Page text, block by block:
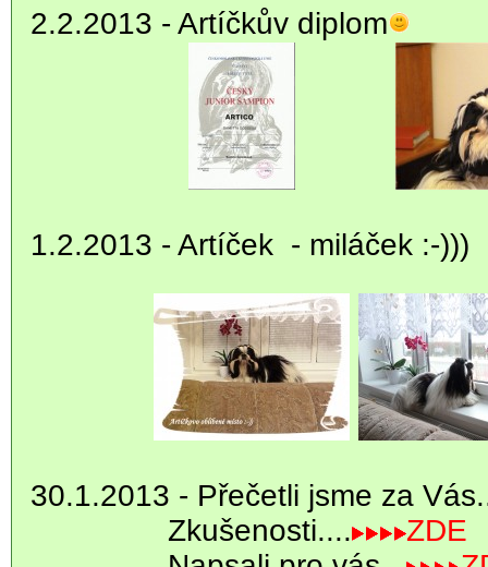
2.2.2013 - Artíčkův diplom
1.2.2013 - Artíček - miláček :-)))
30.1.2013 - Přečetli jsme za
Zkušenosti....
ZDE